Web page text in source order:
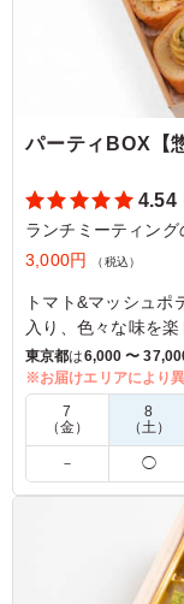
パーティBOX【
4.54
ランチミーティング
3,000円
（税込）
トマト&マッシュ
入り、色々な味を
ズ16ピースを詰合
い形状、具沢山なサ
オンが香ばしく食欲
せしっかりとした
とハムの塩気がバ
※トングをご希望の
細かいところま
東京都は6,000 〜
※お届けエリアにより
7
（金）
8
（土）
－ ◯